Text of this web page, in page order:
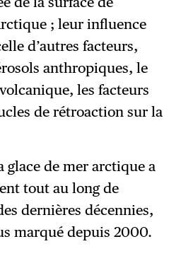
; leur influence
d’autres facteurs,
anthropiques, le
les facteurs
de rétroaction sur la
glace de mer arctique a
tout au long de
dernières décennies,
marqué depuis 2000.